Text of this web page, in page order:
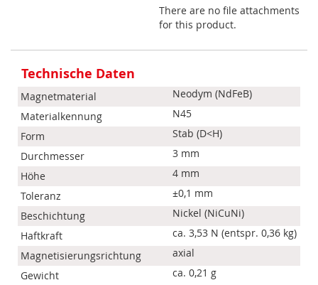
There are no file attachments
for this product.
Informationen
Technische Daten
Magnetmaterial
Neodym (NdFeB)
Materialkennung
N45
Form
Stab (D<H)
Durchmesser
3 mm
Höhe
4 mm
Toleranz
±0,1 mm
Beschichtung
Nickel (NiCuNi)
Haftkraft
ca. 3,53 N (entspr. 0,36 kg)
Magnetisierungsrichtung
axial
Gewicht
ca. 0,21 g